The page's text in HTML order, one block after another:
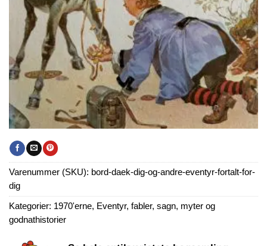
Varenummer (SKU): bord-daek-dig-og-andre-eventyr-fortalt-for-
dig
Kategorier: 1970'erne, Eventyr, fabler, sagn, myter og
godnathistorier